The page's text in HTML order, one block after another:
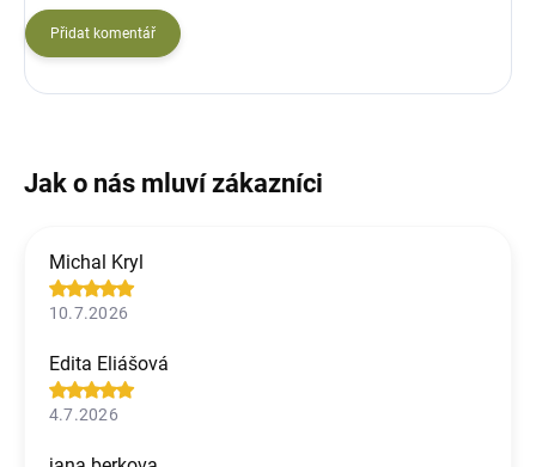
Přidat komentář
Michal Kryl
10.7.2026
Edita Eliášová
4.7.2026